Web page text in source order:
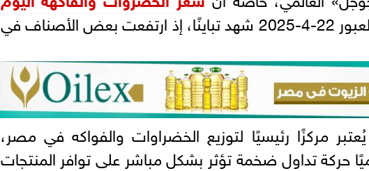
الثلاثاء بسوق العبور 22-4-2025 شهد تباينًا، إذ ارتفعت بعض الأصناف في
مركزًا رئيسيًا لتوزيع الخضراوات والفواكه في مصر،
حركة تداول ضخمة تؤثر بشكل مباشر على توافر المنتجات